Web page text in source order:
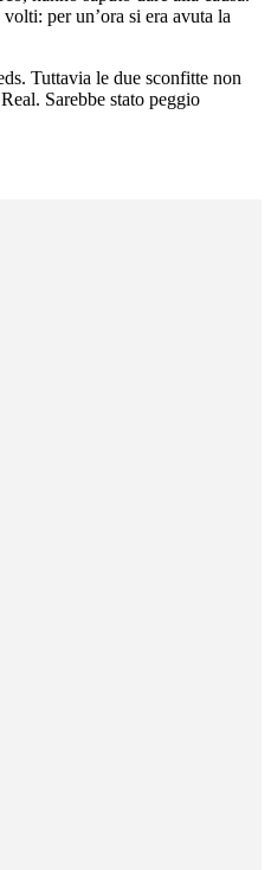
per un’ora si era avuta la
Tuttavia le due sconfitte non
Sarebbe stato peggio